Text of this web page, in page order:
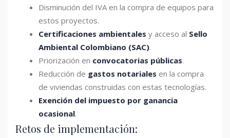
Disminución del IVA en la compra de equipos para
estos proyectos.
Certificaciones ambientales y acceso al Sello
Ambiental Colombiano (SAC).
Priorización en convocatorias públicas.
Reducción de gastos notariales en la compra
de viviendas construidas con estas tecnologías.
Exención del impuesto por ganancia
ocasional.
Retos de implementación: